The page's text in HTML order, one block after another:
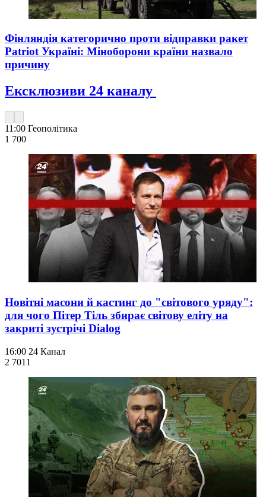
Фінляндія категорично проти відправки ракет
Patriot Україні: Міноборони країни назвало
причину
Ексклюзиви 24 каналу
11:00 Геополітика
1 700
Новітні масони й кастинг до "світового уряду":
для чого Пітер Тіль збирає світову еліту на
закриті зустрічі Dialog
16:00 24 Канал
2 701 1